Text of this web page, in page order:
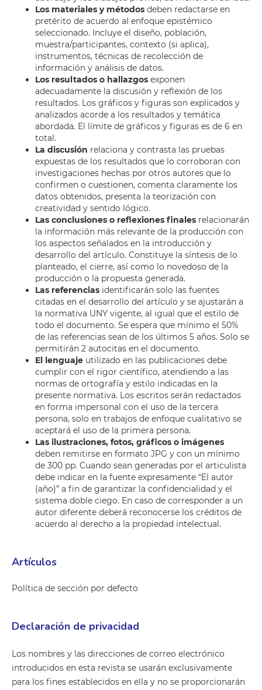
Los materiales y métodosdeben redactarse en
pretérito de acuerdo al enfoque epistémico
seleccionado. Incluye el diseño, población,
muestra/participantes, contexto (si aplica),
instrumentos, técnicas de recolección de
información y análisis de datos.
Los resultados o hallazgosexponen
adecuadamente la discusión y reflexión de los
resultados. Los gráficos y figuras son explicados y
analizados acorde a los resultados y temática
abordada. El límite de gráficos y figuras es de 6 en
total.
La discusión relaciona y contrasta las pruebas
expuestas de los resultados que lo corroboran con
investigaciones hechas por otros autores que lo
confirmen o cuestionen, comenta claramente los
datos obtenidos, presenta la teorización con
creatividad y sentido lógico.
Las conclusiones o reflexiones finalesrelacionarán
la información más relevante de la producción con
los aspectos señalados en la introducción y
desarrollo del artículo. Constituye la síntesis de lo
planteado, el cierre, así como lo novedoso de la
producción o la propuesta generada.
Las referenciasidentificarán solo las fuentes
citadas en el desarrollo del artículo y se ajustarán a
la normativa UNY vigente, al igual que el estilo de
todo el documento. Se espera que mínimo el 50%
de las referencias sean de los últimos 5 años. Solo se
permitirán 2 autocitas en el documento.
El lenguaje utilizado en las publicaciones debe
cumplir con el rigor científico, atendiendo a las
normas de ortografía y estilo indicadas en la
presente normativa. Los escritos serán redactados
en forma impersonal con el uso de la tercera
persona, solo en trabajos de enfoque cualitativo se
aceptará el uso de la primera persona.
Las ilustraciones, fotos, gráficos o imágenes
deben remitirse en formato JPG y con un mínimo
de 300 pp. Cuando sean generadas por el articulista
debe indicar en la fuente expresamente “El autor
(año)” a fin de garantizar la confidencialidad y el
sistema doble ciego. En caso de corresponder a un
autor diferente deberá reconocerse los créditos de
acuerdo al derecho a la propiedad intelectual.
Artículos
Política de sección por defecto
Declaración de privacidad
Los nombres y las direcciones de correo electrónico
introducidos en esta revista se usarán exclusivamente
para los fines establecidos en ella y no se proporcionarán